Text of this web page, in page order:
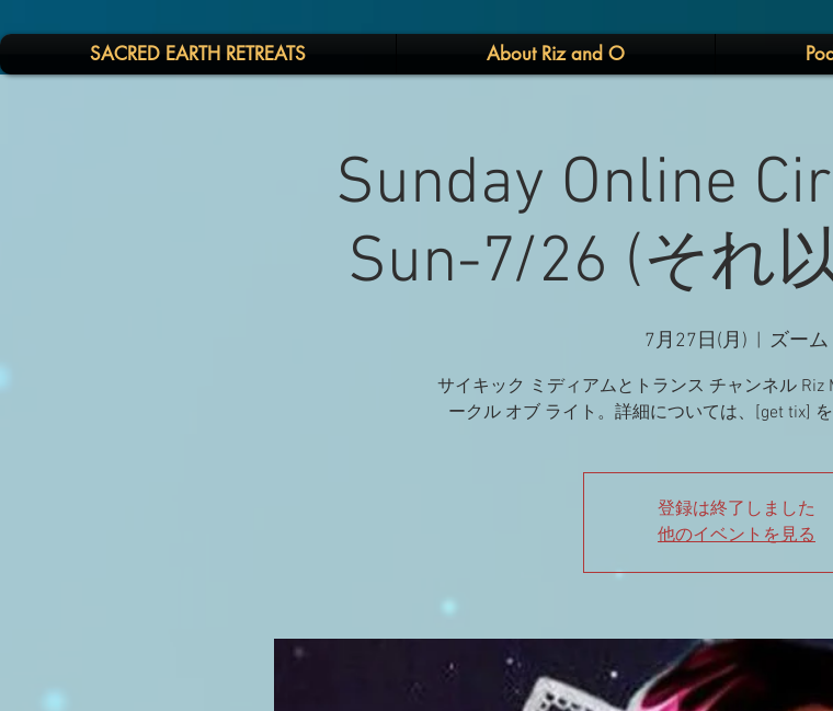
SACRED EARTH RETREATS About Riz and O
Sunday Online
Sun-7/26 (それ
7月27日(月) ズーム
サイキック ミディアムとトランス チャンネル Riz
ークル オブ ライト。詳細については、[get tix]
登録は終了しました
他のイベントを見る